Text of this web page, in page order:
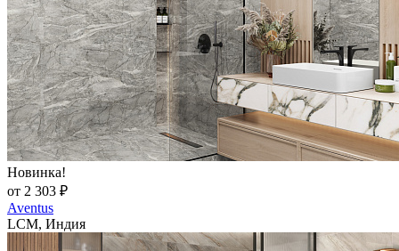
Новинка!
от 2 303 ₽
Aventus
LCM, Индия